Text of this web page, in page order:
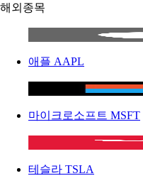
해외종목
애플 AAPL
마이크로소프트 MSFT
테슬라 TSLA